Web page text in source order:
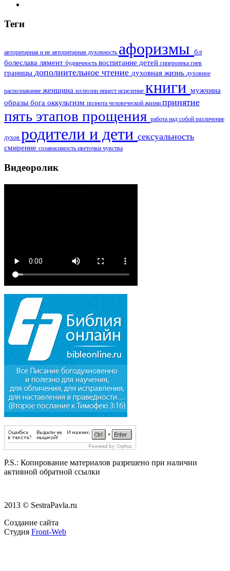
Теги
авторитарная и не авторитарная духовность афоризмы бл
болеслава лямент будничность воспитание детей гиперопека гнев
границы дополнительное чтение духовная жизнь духовное
распознавание женщина иллюзии инцест исцеление книги мужчина
образы бога оккультизм полнота человеческой жизни принятие
пять этапов прощения работа над собой различение
духов родители и дети сексуальность
смирение созависимость цветочки чувства
Видеоролик
P.S.: Копирование материалов разрешено при наличии
активной обратной ссылки
2013 © SestraPavla.ru
Создание сайта
Студия Front-Web